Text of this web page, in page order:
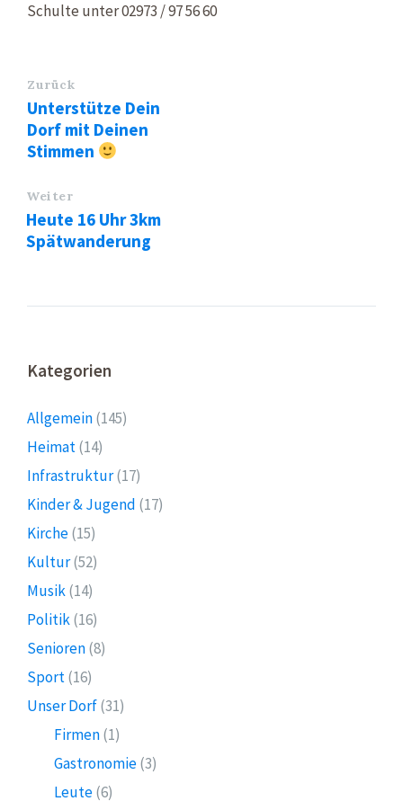
Schulte unter 02973 / 97 56 60
Zurück
Unterstütze Dein
Dorf mit Deinen
Stimmen
Weiter
Heute 16 Uhr 3km
Spätwanderung
Kategorien
Allgemein(145)
Heimat(14)
Infrastruktur(17)
Kinder & Jugend (17)
Kirche(15)
Kultur(52)
Musik(14)
Politik(16)
Senioren(8)
Sport(16)
Unser Dorf(31)
Firmen(1)
Gastronomie(3)
Leute(6)